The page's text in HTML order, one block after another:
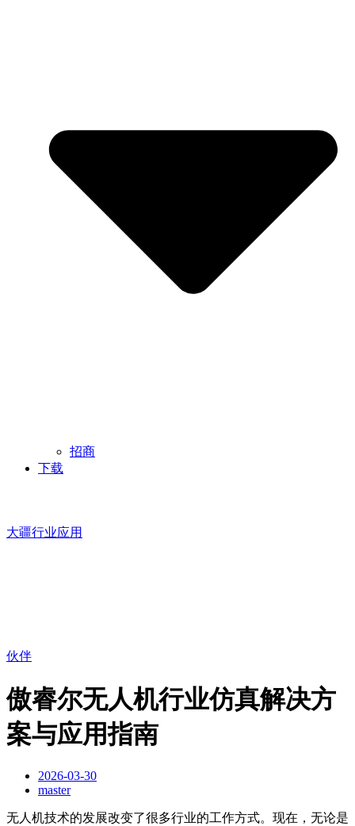
招商
下载
大疆行业应用
伙伴
傲睿尔无人机行业仿真解决方
案与应用指南
2026-03-30
master
无人机技术的发展改变了很多行业的工作方式。现在，无论是